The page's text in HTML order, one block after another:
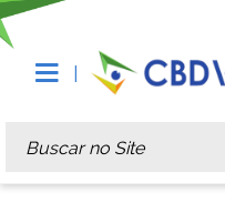
Busca
Busca Avançada…